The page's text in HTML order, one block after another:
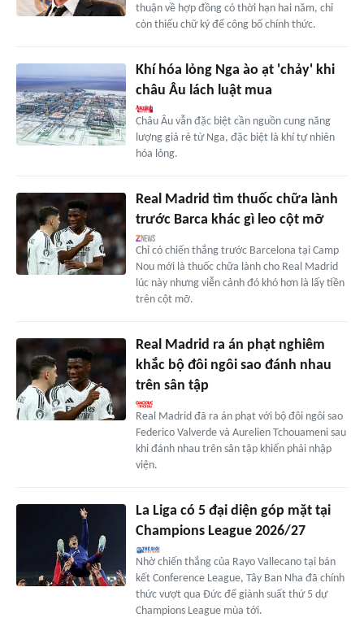
thuận về hợp đồng có thời hạn hai năm, chỉ
còn thiếu chữ ký để công bố chính thức.
Khí hóa lỏng Nga ào ạt 'chảy' khi
châu Âu lách luật mua
Châu Âu vẫn đặc biệt cần nguồn cung năng
lượng giá rẻ từ Nga, đặc biệt là khí tự nhiên
hóa lỏng.
Real Madrid tìm thuốc chữa lành
trước Barca khác gì leo cột mỡ
Chỉ có chiến thắng trước Barcelona tại Camp
Nou mới là thuốc chữa lành cho Real Madrid
lúc này nhưng viễn cảnh đó khó hơn là lấy tiền
trên cột mỡ.
Real Madrid ra án phạt nghiêm
khắc bộ đôi ngôi sao đánh nhau
trên sân tập
Real Madrid đã ra án phạt với bộ đôi ngôi sao
Federico Valverde và Aurelien Tchouameni sau
khi đánh nhau trên sân tập khiến phải nhập
viện.
La Liga có 5 đại diện góp mặt tại
Champions League 2026/27
Nhờ chiến thắng của Rayo Vallecano tại bán
kết Conference League, Tây Ban Nha đã chính
thức vượt qua Đức để giành suất thứ 5 dự
Champions League mùa tới.